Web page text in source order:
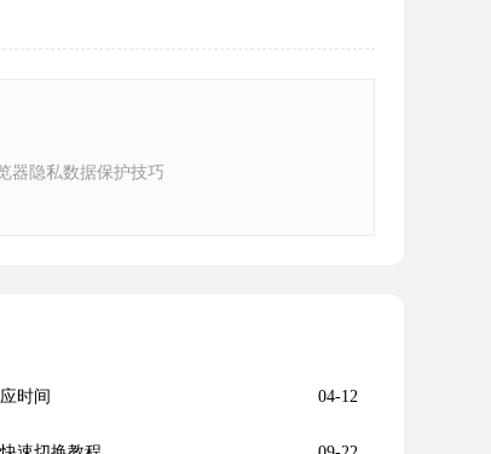
器隐私数据保护技巧
时间 04-12